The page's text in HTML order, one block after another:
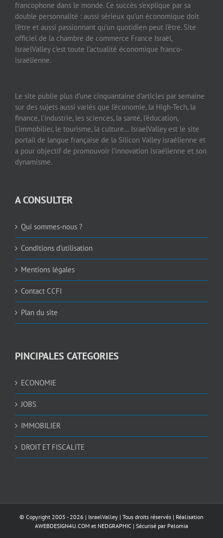
francophone dans le monde. Ce succès s’explique par sa
double personnalité : aussi sérieux qu’un économique doit
l’être et aussi passionnant qu’un quotidien peut l’être. Site
officiel de la chambre de commerce France Israël,
IsraelValley c’est toute l’actualité économique franco-
israélienne.
Le site publie plus d’une cinquantaine d’articles par semaine
sur des sujets aussi variés que l’économie, la High-Tech, la
finance, l’industrie, les sciences, la santé, l’éducation,
l’immobilier, le tourisme, la culture… IsraelValley est le site
portail de langue française de la Silicon Valley israélienne et
a pour objectif de promouvoir l’innovation israélienne et son
dynamisme.
A CONSULTER
Qui sommes-nous ?
Conditions d’utilisation
Mentions légales
Contact CCFI
Plan du site
PINCIPALES CATEGORIES
ECONOMIE
JOBS
IMMOBILIER
DROIT ET FISCALITE
© Copyright 2005 -2026 | IsraelValley | Tous droits réservés | Réalisation
AWEBDESIGN4U.COM et NEDGRAPHIC | Sécurisé par Pelomia